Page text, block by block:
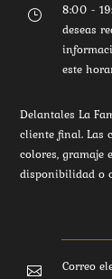
}
8:00 -
deseas
este
Delantales La
cliente final. Las
colores, gramaje
disponibilidad o
 Correo